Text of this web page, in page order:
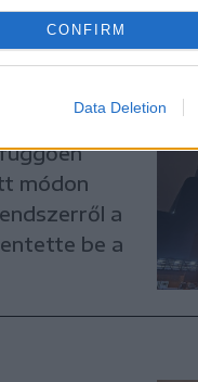
CONFIRM
Data Deletion
le a
módon
a
be a